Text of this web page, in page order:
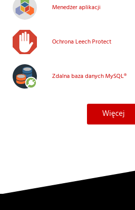
Menedżer aplikacji
Ochrona Leech Protect
Zdalna baza danych MySQL®
Więcej